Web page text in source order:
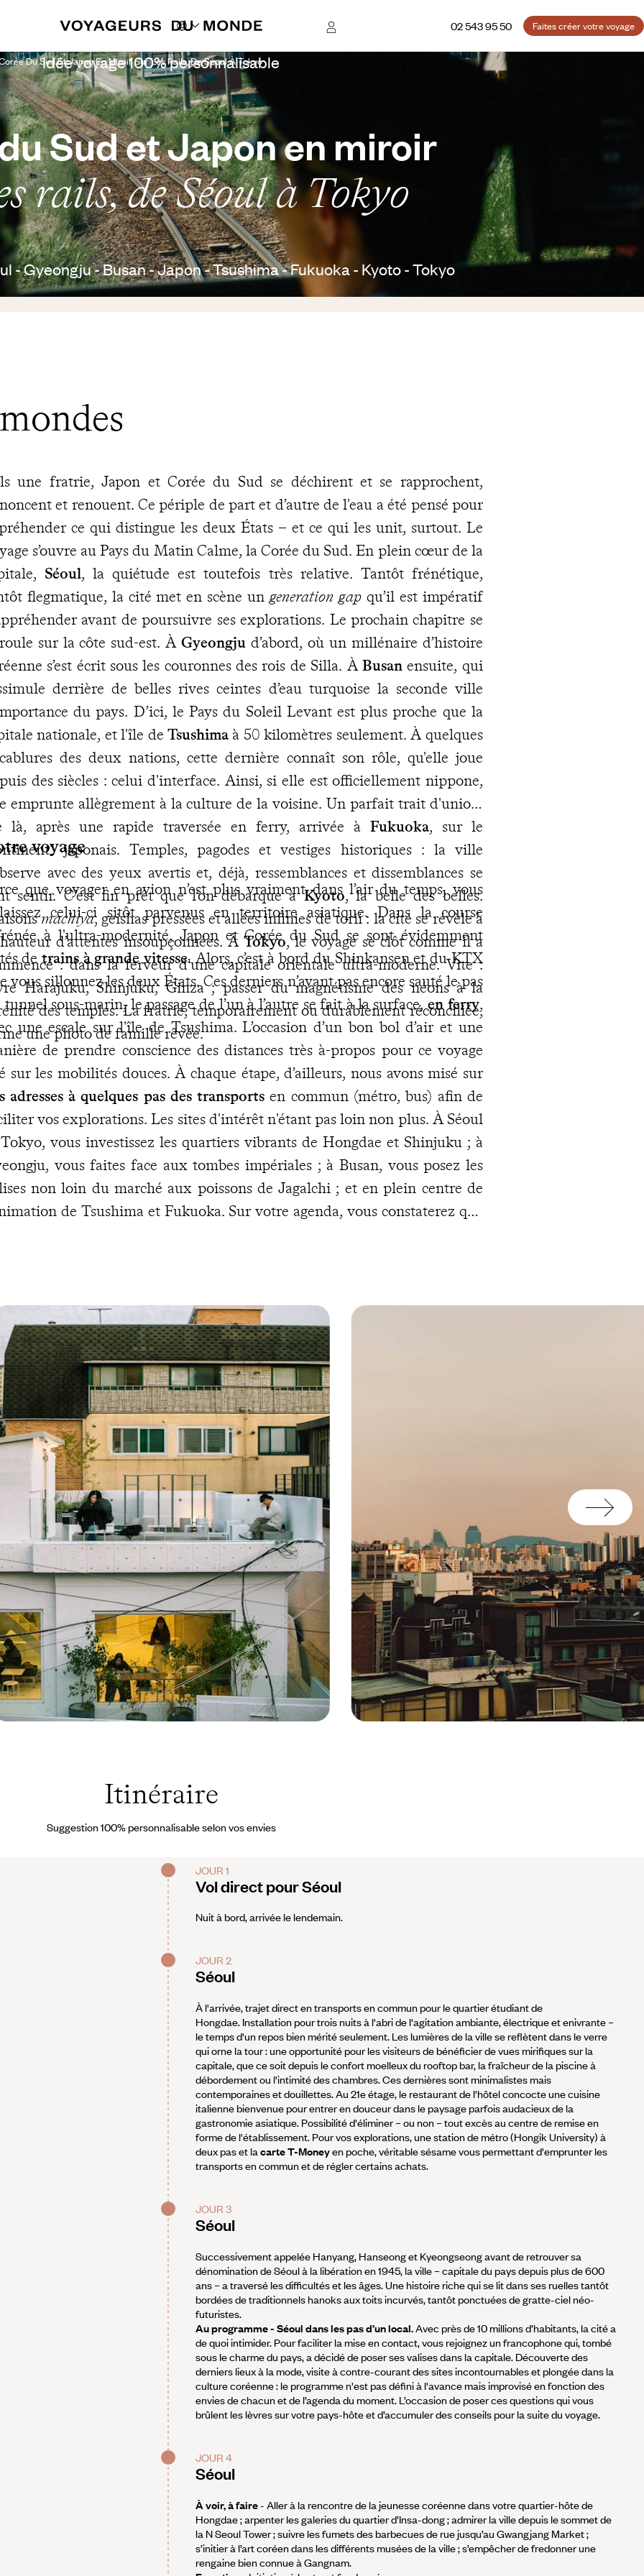
02 543 95 50 Faites créer votre voyage
Du Sud Et Japon En Miroir Sur Les Rails, De Séoul À Tokyo
Idée voyage 100% personnalisable
Sud et Japon en miroir
rails, de Séoul à Tokyo
- Gyeongju - Busan - Japon - Tsushima - Fukuoka - Kyoto - Tokyo
une fratrie, Japon et Corée du Sud se déchirent et se rapprochent,
et renouent. Ce périple de part et d’autre de l'eau a été pensé pour
ce qui distingue les deux États – et ce qui les unit, surtout. Le
s’ouvre au Pays du Matin Calme, la Corée du Sud. En plein cœur de la
Séoul, la quiétude est toutefois très relative. Tantôt frénétique,
flegmatique, la cité met en scène un generation gapqu’il est impératif
avant de poursuivre ses explorations. Le prochain chapitre se
sur la côte sud-est. À Gyeongju d’abord, où un millénaire d’histoire
s’est écrit sous les couronnes des rois de Silla. À Busan ensuite, qui
derrière de belles rives ceintes d’eau turquoise la seconde ville
du pays. D’ici, le Pays du Soleil Levant est plus proche que la
nationale, et l'île de Tsushimaà 50 kilomètres seulement. À quelques
des deux nations, cette dernière connaît son rôle, qu'elle joue
des siècles : celui d'interface. Ainsi, si elle est officiellement nippone,
emprunte allègrement à la culture de la voisine. Un parfait trait d'union.
là, après une rapide traversée en ferry, arrivée à Fukuoka, sur le
japonais. Temples, pagodes et vestiges historiques : la ville
avec des yeux avertis et, déjà, ressemblances et dissemblances se
sentir. C’est fin prêt que l’on débarque àKyoto, la belle des belles.
machiya, geishas pressées et allées infinies de torii : la cité se révèle à
d’attentes insoupçonnées. À Tokyo, le voyage se clôt comme il a
: dans la ferveur d’une capitale orientale ultra-moderne. Vite :
Harajuku, Shinjuku, Ginza ; passer du magnétisme des néons à la
des temples. La fratrie, temporairement ou durablement réconciliée,
une photo de famille rêvée.
voyage
que voyager en avion n’est plus vraiment dans l’air du temps, vous
celui-ci sitôt parvenus en territoire asiatique. Dans la course
à l'ultra-modernité, Japon et Corée du Sud se sont évidemment
de trains à grande vitesse. Alors, c’est à bord du Shinkansen et du KTX
vous sillonnez les deux États. Ces derniers n’ayant pas encore sauté le pas
sous-marin, le passage de l’un à l’autre se fait à la surface,en ferry,
une escale sur l'île de Tsushima. L’occasion d’un bon bol d’air et une
de prendre conscience des distances très à-propos pour ce voyage
sur les mobilités douces. À chaque étape, d’ailleurs, nous avons misé sur
adresses à quelques pas des transportsen commun (métro, bus) afin de
vos explorations. Les sites d'intérêt n'étant pas loin non plus. À Séoul
vous investissez les quartiers vibrants de Hongdae et Shinjuku ; à
vous faites face aux tombes impériales ; à Busan, vous posez les
non loin du marché aux poissons de Jagalchi ; et en plein centre de
de Tsushima et Fukuoka. Sur votre agenda, vous constaterez que
un pique-nique sur la plage, à la mode locale, a été préparé. Un besoin
une envie de dernière minute ? Vous disposez des coordonnées de
concierges francophones sur place. L'imprévu est leur raison d'être. Y
s'il s'agit, une fois sur place, d'amender, prolonger voire repenser
aventure – le concept maison du "voyage désorganisé".
Itinéraire
Suggestion 100% personnalisable selon vos envies
JOUR 1
Vol direct pour Séoul
Nuit à bord, arrivée le lendemain.
JOUR 2
Séoul
À l'arrivée, trajet direct en transports en commun pour le quartier étudiant de
Hongdae. Installation pour trois nuits à l'abri de l'agitation ambiante, électrique et enivrante –
le temps d'un repos bien mérité seulement. Les lumières de la ville se reflètent dans le verre
qui orne la tour : une opportunité pour les visiteurs de bénéficier de vues mirifiques sur la
capitale, que ce soit depuis le confort moelleux du rooftop bar, la fraîcheur de la piscine à
débordement ou l'intimité des chambres. Ces dernières sont minimalistes mais
contemporaines et douillettes. Au 21e étage, le restaurant de l'hôtel concocte une cuisine
italienne bienvenue pour entrer en douceur dans le paysage parfois audacieux de la
gastronomie asiatique. Possibilité d'éliminer – ou non – tout excès au centre de remise en
forme de l'établissement. Pour vos explorations, une station de métro (Hongik University) à
deux pas et lacarte T-Moneyen poche,véritable sésame vous permettant d'emprunter les
transports en commun et de régler certains achats.
JOUR 3
Séoul
Successivement appelée Hanyang, Hanseong et Kyeongseong avant de retrouver sa
dénomination de Séoul à la libération en 1945, la ville – capitale du pays depuis plus de 600
ans – a traversé les difficultés et les âges. Une histoire riche qui se lit dans ses ruelles tantôt
bordées de traditionnels hanoks aux toits incurvés, tantôt ponctuées de gratte-ciel néo-
futuristes.
Au programme - Séoul dans les pas d’un local.Avec près de 10 millions d’habitants, la cité a
de quoi intimider. Pour faciliter la mise en contact, vous rejoignez un francophone qui, tombé
sous le charme du pays, a décidé de poser ses valises dans la capitale. Découverte des
derniers lieux à la mode, visite à contre-courant des sites incontournables et plongée dans la
culture coréenne : le programme n'est pas défini à l'avance mais improvisé en fonction des
envies de chacun et de l’agenda du moment. L’occasion de poser ces questions qui vous
brûlent les lèvres sur votre pays-hôte et d’accumuler des conseils pour la suite du voyage.
JOUR 4
Séoul
À voir, à faire- Aller à la rencontre de la jeunesse coréenne dans votre quartier-hôte de
Hongdae ; arpenter les galeries du quartier d’Insa-dong ; admirer la ville depuis le sommet de
la N Seoul Tower ; suivre les fumets des barbecues de rue jusqu’au Gwangjang Market ;
s’initier à l’art coréen dans les différents musées de la ville ; s’empêcher de fredonner une
rengaine bien connue à Gangnam.